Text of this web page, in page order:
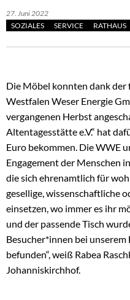
27. Juni 2022
SOZIALES
SERVICE RATHAUS
Die Möbel konnten dank
Westfalen Weser Energie
vergangenen Herbst
Altentagesstätte e.V.“ hat
Euro bekommen. Die WWE
Engagement der Menschen
die sich ehrenamtlich für
gesellige, wissenschaftliche
einsetzen, wo immer es ihr
und der passende Tisch
Besucher*innen bei
befunden“, weiß Rabea
Johanniskirchhof.